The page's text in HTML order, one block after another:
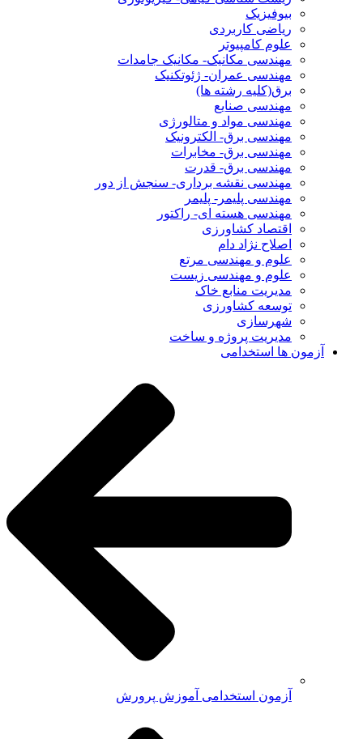
بیوفیزیک
ریاضی کاربردی
علوم کامپیوتر
مهندسی مکانیک- مکانیک جامدات
مهندسی عمران- ژئوتکنیک
برق(کلیه رشته ها)
مهندسی صنایع
مهندسی مواد و متالورژی
مهندسی برق- الکترونیک
مهندسی برق- مخابرات
مهندسی برق- قدرت
مهندسی نقشه برداری- سنجش از دور
مهندسی پلیمر- پلیمر
مهندسی هسته ای- راکتور
اقتصاد کشاورزی
اصلاح نژاد دام
علوم و مهندسی مرتع
علوم و مهندسی زیست
مدیریت منابع خاک
توسعه کشاورزی
شهرسازی
مدیریت پروژه و ساخت
آزمون ها استخدامی
آزمون استخدامی آموزش پرورش